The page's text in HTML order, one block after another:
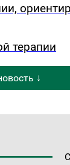
терапии
↓